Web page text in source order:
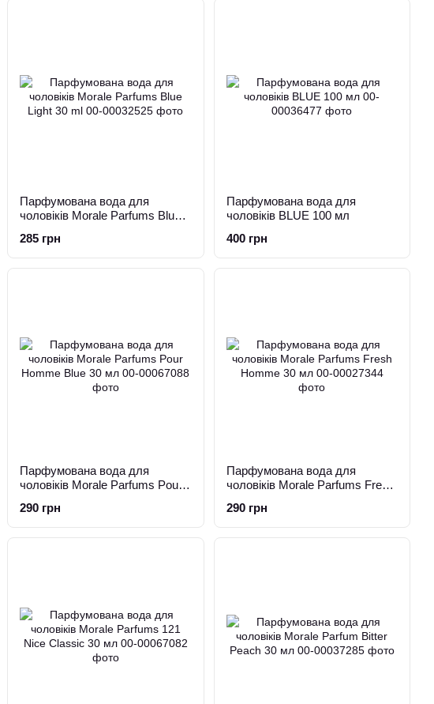
Парфумована вода для
чоловіків Morale Parfums Blue
285 грн
Парфумована вода для
чоловіків BLUE 100 мл
400 грн
Парфумована вода для
чоловіків Morale Parfums Pour
290 грн
Парфумована вода для
чоловіків Morale Parfums Fresh
290 грн